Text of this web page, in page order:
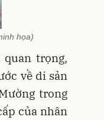
họa)
trọng,
về di sản
trong
của nhân